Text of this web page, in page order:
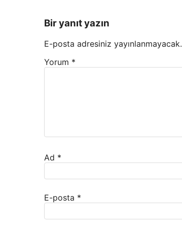
Bir yanıt yazın
E-posta adresiniz yayınlanmayacak.
Yorum *
Ad *
E-posta *